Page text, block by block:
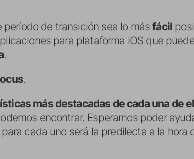
de transición sea lo másfácil
para plataforma iOS que
.
.
más destacadas de cada una de
encontrar. Esperamos poder
cada uno será la predilecta a la hora